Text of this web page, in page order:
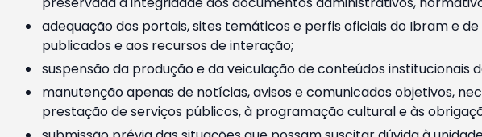
adequação dos portais, sites temáticos e perfis oficiais do Ibram e
publicados e aos recursos de interação;
suspensão da produção e da veiculação de conteúdos institucionais
manutenção apenas de notícias, avisos e comunicados objetivos,
prestação de serviços públicos, à programação cultural e às